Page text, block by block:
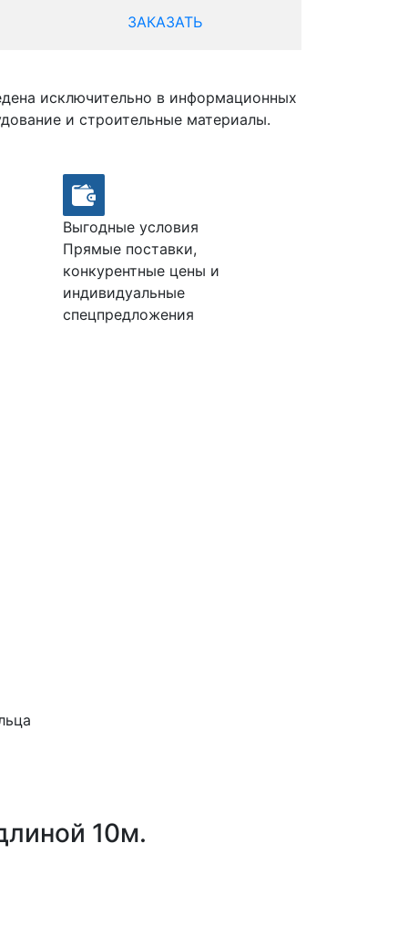
ЗАКАЗАТЬ
исключительно в информационных
и строительные материалы.
Выгодные условия
Прямые поставки,
конкурентные цены и
индивидуальные
спецпредложения
10м.